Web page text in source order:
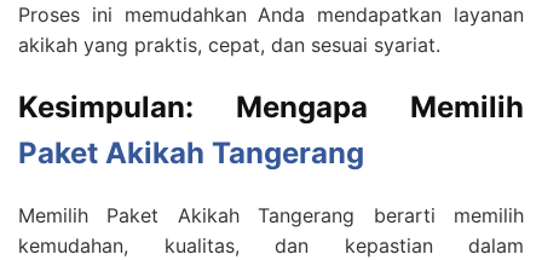
Proses ini memudahkan Anda mendapatkan layanan
akikah yang praktis, cepat, dan sesuai syariat.
Kesimpulan: Mengapa Memilih
Paket Akikah Tangerang
Memilih Paket Akikah Tangerang berarti memilih
kemudahan, kualitas, dan kepastian dalam